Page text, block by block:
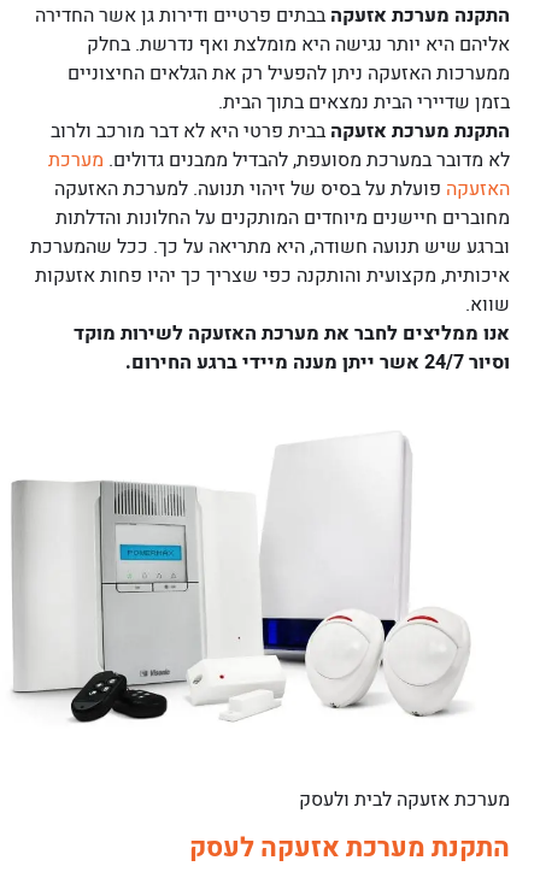
התקנה מערכת אזעקה בבתים פרטיים ודירות גן אשר החדירה
אליהם היא יותר נגישה היא מומלצת ואף נדרשת. בחלק
ממערכות האזעקה ניתן להפעיל רק את הגלאים החיצוניים
בזמן שדיירי הבית נמצאים בתוך הבית.
התקנת מערכת אזעקה בבית פרטי היא לא דבר מורכב ולרוב
לא מדובר במערכת מסועפת, להבדיל ממבנים גדולים. מערכת
האזעקה פועלת על בסיס של זיהוי תנועה. למערכת האזעקה
מחוברים חיישנים מיוחדים המותקנים על החלונות והדלתות
וברגע שיש תנועה חשודה, היא מתריאה על כך. ככל שהמערכת
איכותית, מקצועית והותקנה כפי שצריך כך יהיו פחות אזעקות
שווא.
אנו ממליצים לחבר את מערכת האזעקה לשירות מוקד
וסיור 24/7 אשר ייתן מענה מיידי ברגע החירום.
מערכת אזעקה לבית ולעסק
התקנת מערכת אזעקה לעסק